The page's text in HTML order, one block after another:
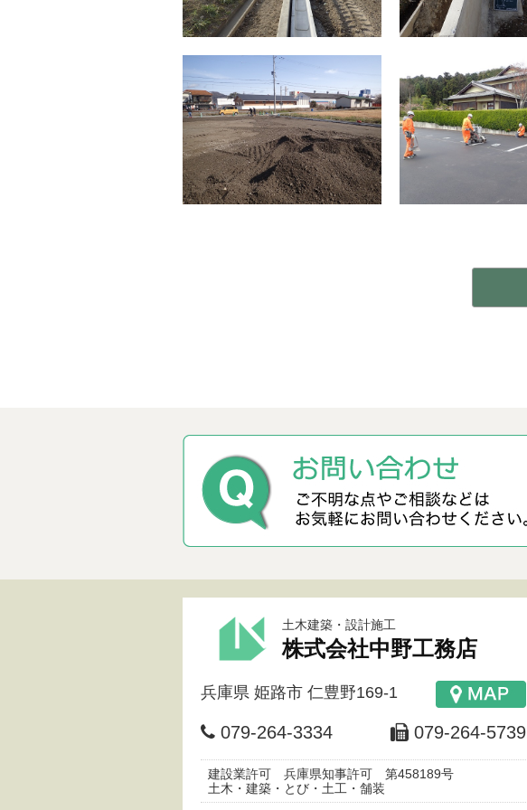
土木建築・設計施工
株式会社中野工務店
兵庫県 姫路市 仁豊野169-1
079-264-3334 079-264-5739
建設業許可 兵庫県知事許可 第458189号
土木・建築・とび・土工・舗装